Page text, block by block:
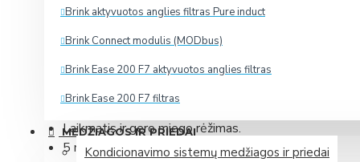
Brink aktyvuotos anglies filtras Pure induct
Brink Connect modulis (MODbus)
Brink Ease 200 F7 aktyvuotos anglies filtras
Brink Ease 200 F7 filtras
Daugiau
MEDŽIAGOS IR PRIEDAI
Kondicionavimo sistemų medžiagos ir priedai
per viršutinį.
Yra keturi darbo režimai: maksimalaus galingumo
galingumo („low“) ir tylusis („silent“).
Ilgaamžis filtras.
Automatinis srauto nukreipimas vertikaliai.
Automatinė drėgmės išsivalymo funkcija.
Laikmatis ir gero miego rėžimas.
5 metų garantija.